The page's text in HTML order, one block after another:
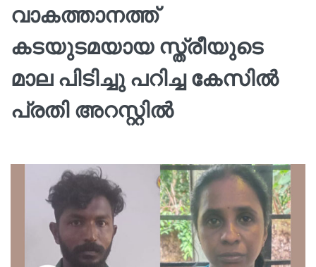
വാകത്താനത്ത്
കടയുടമയായ സ്ത്രീയുടെ
മാല പിടിച്ചു പറിച്ച കേസിൽ
പ്രതി അറസ്റ്റിൽ